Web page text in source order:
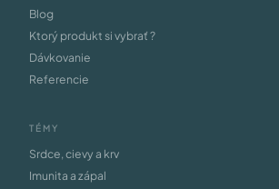
Blog
Ktorý produkt si vybrať ?
Dávkovanie
Referencie
TÉMY
Srdce, cievy a krv
Imunita a zápal